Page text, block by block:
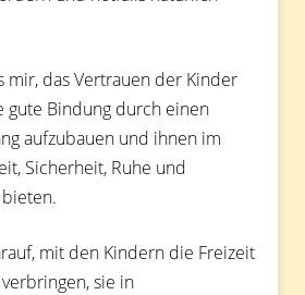
mir, das Vertrauen der Kinder
gute Bindung durch einen
aufzubauen und ihnen im
Sicherheit, Ruhe und
mit den Kindern die Freizeit
sie in